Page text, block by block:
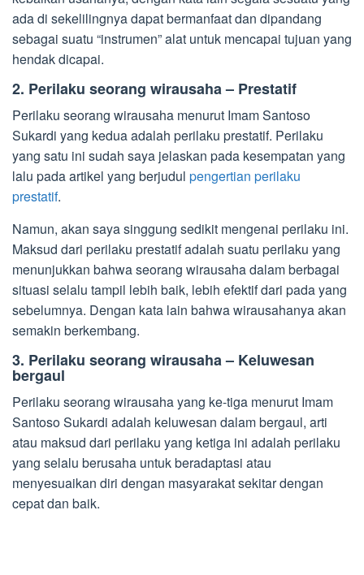
ada di sekelilingnya dapat bermanfaat dan dipandang
sebagai suatu “instrumen” alat untuk mencapai tujuan yang
hendak dicapai.
2. Perilaku seorang wirausaha – Prestatif
Perilaku seorang wirausaha menurut Imam Santoso
Sukardi yang kedua adalah perilaku prestatif. Perilaku
yang satu ini sudah saya jelaskan pada kesempatan yang
lalu pada artikel yang berjudul pengertian perilaku
prestatif.
Namun, akan saya singgung sedikit mengenai perilaku ini.
Maksud dari perilaku prestatif adalah suatu perilaku yang
menunjukkan bahwa seorang wirausaha dalam berbagai
situasi selalu tampil lebih baik, lebih efektif dari pada yang
sebelumnya. Dengan kata lain bahwa wirausahanya akan
semakin berkembang.
3. Perilaku seorang wirausaha – Keluwesan
bergaul
Perilaku seorang wirausaha yang ke-tiga menurut Imam
Santoso Sukardi adalah keluwesan dalam bergaul, arti
atau maksud dari perilaku yang ketiga ini adalah perilaku
yang selalu berusaha untuk beradaptasi atau
menyesuaikan diri dengan masyarakat sekitar dengan
cepat dan baik.